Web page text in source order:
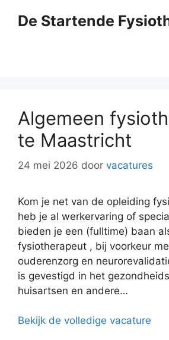
De Startende
Algemeen
te Maastricht
24 mei 2026 door vacatures
Kom je net van de opleiding
heb je al werkervaring of
bieden je een (fulltime) baan
fysiotherapeut , bij voorkeur
ouderenzorg en
is gevestigd in het
huisartsen en andere…
Bekijk de volledige vacature